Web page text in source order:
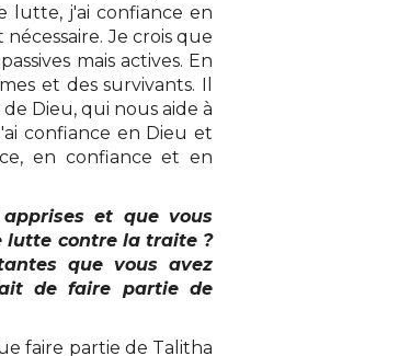
lutte, j'ai confiance en
Je crois que
mais actives. En
et des survivants. Il
Dieu, qui nous aide à
confiance en Dieu et
en confiance et en
et que vous
lutte contre la traite ?
que vous avez
de faire partie de
faire partie de Talitha